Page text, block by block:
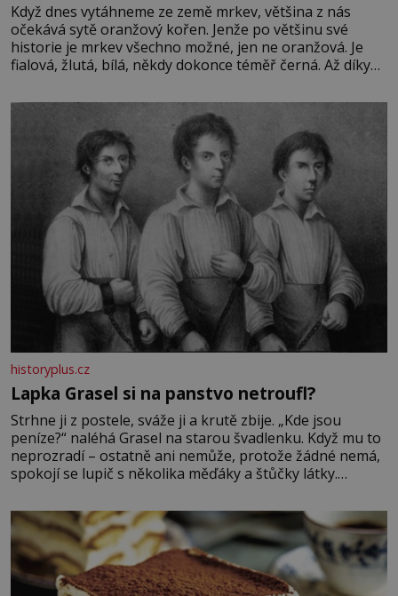
Když dnes vytáhneme ze země mrkev, většina z nás
očekává sytě oranžový kořen. Jenže po většinu své
historie je mrkev všechno možné, jen ne oranžová. Je
fialová, žlutá, bílá, někdy dokonce téměř černá. Až díky
bez které si českou zahradu ani nedokážeme představit.
historyplus.cz
Lapka Grasel si na panstvo netroufl?
Strhne ji z postele, sváže ji a krutě zbije. „Kde jsou
peníze?“ naléhá Grasel na starou švadlenku. Když mu to
neprozradí – ostatně ani nemůže, protože žádné nemá,
spokojí se lupič s několika měďáky a štůčky látky.
krutý. Jeho činy budí hrůzu ještě dlouho po jeho smrti